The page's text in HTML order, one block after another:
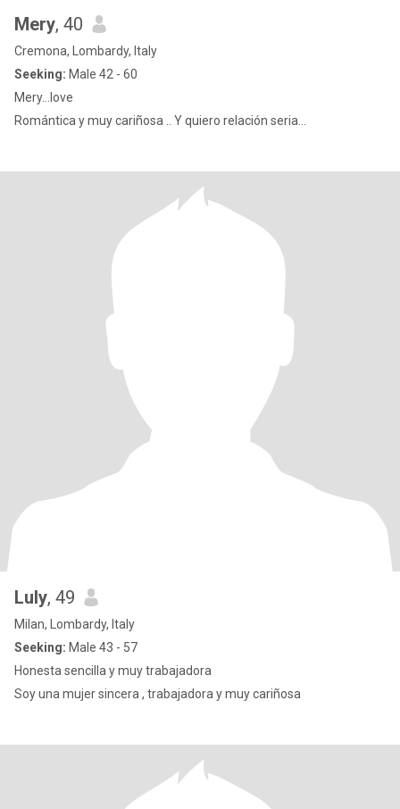
Mery, 40
Cremona, Lombardy, Italy
Seeking: Male 42 - 60
Mery...love
Romántica y muy cariñosa .. Y quiero relación seria...
Luly, 49
Milan, Lombardy, Italy
Seeking: Male 43 - 57
Honesta sencilla y muy trabajadora
Soy una mujer sincera , trabajadora y muy cariñosa